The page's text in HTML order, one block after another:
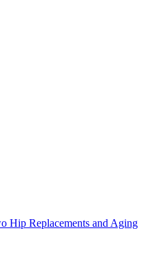
Hip Replacements and Aging